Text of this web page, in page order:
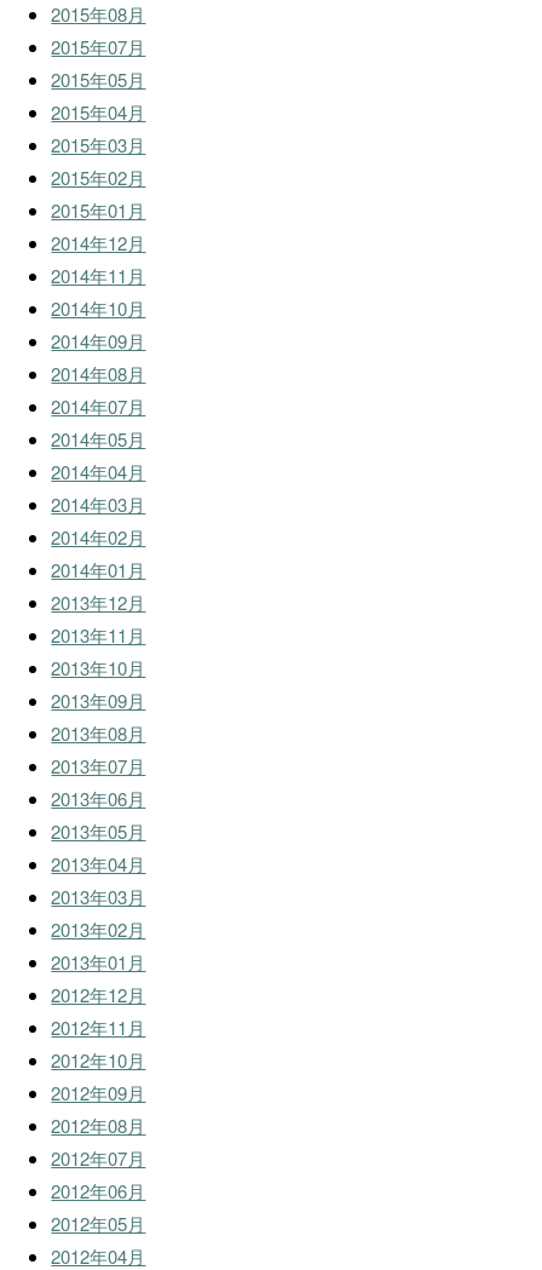
2015年08月
2015年07月
2015年05月
2015年04月
2015年03月
2015年02月
2015年01月
2014年12月
2014年11月
2014年10月
2014年09月
2014年08月
2014年07月
2014年05月
2014年04月
2014年03月
2014年02月
2014年01月
2013年12月
2013年11月
2013年10月
2013年09月
2013年08月
2013年07月
2013年06月
2013年05月
2013年04月
2013年03月
2013年02月
2013年01月
2012年12月
2012年11月
2012年10月
2012年09月
2012年08月
2012年07月
2012年06月
2012年05月
2012年04月